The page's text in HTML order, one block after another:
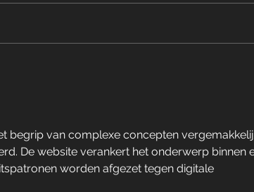
begrip van complexe concepten
De website verankert het onderwerp binnen
worden afgezet tegen digitale